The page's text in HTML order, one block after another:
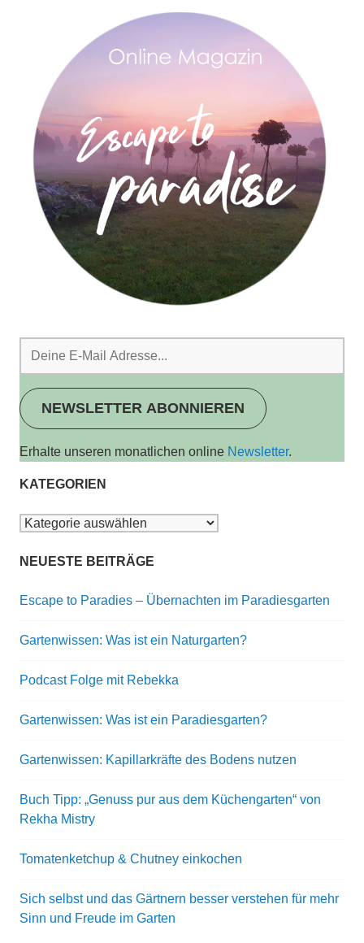
NEWSLETTER ABONNIEREN
Erhalte unseren monatlichen online Newsletter.
KATEGORIEN
Kategorien
NEUESTE BEITRÄGE
Escape to Paradies – Übernachten im Paradiesgarten
Gartenwissen: Was ist ein Naturgarten?
Podcast Folge mit Rebekka
Gartenwissen: Was ist ein Paradiesgarten?
Gartenwissen: Kapillarkräfte des Bodens nutzen
Buch Tipp: „Genuss pur aus dem Küchengarten“ von
Rekha Mistry
Tomatenketchup & Chutney einkochen
Sich selbst und das Gärtnern besser verstehen für mehr
Sinn und Freude im Garten